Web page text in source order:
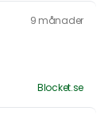
9 månader
Blocket.se